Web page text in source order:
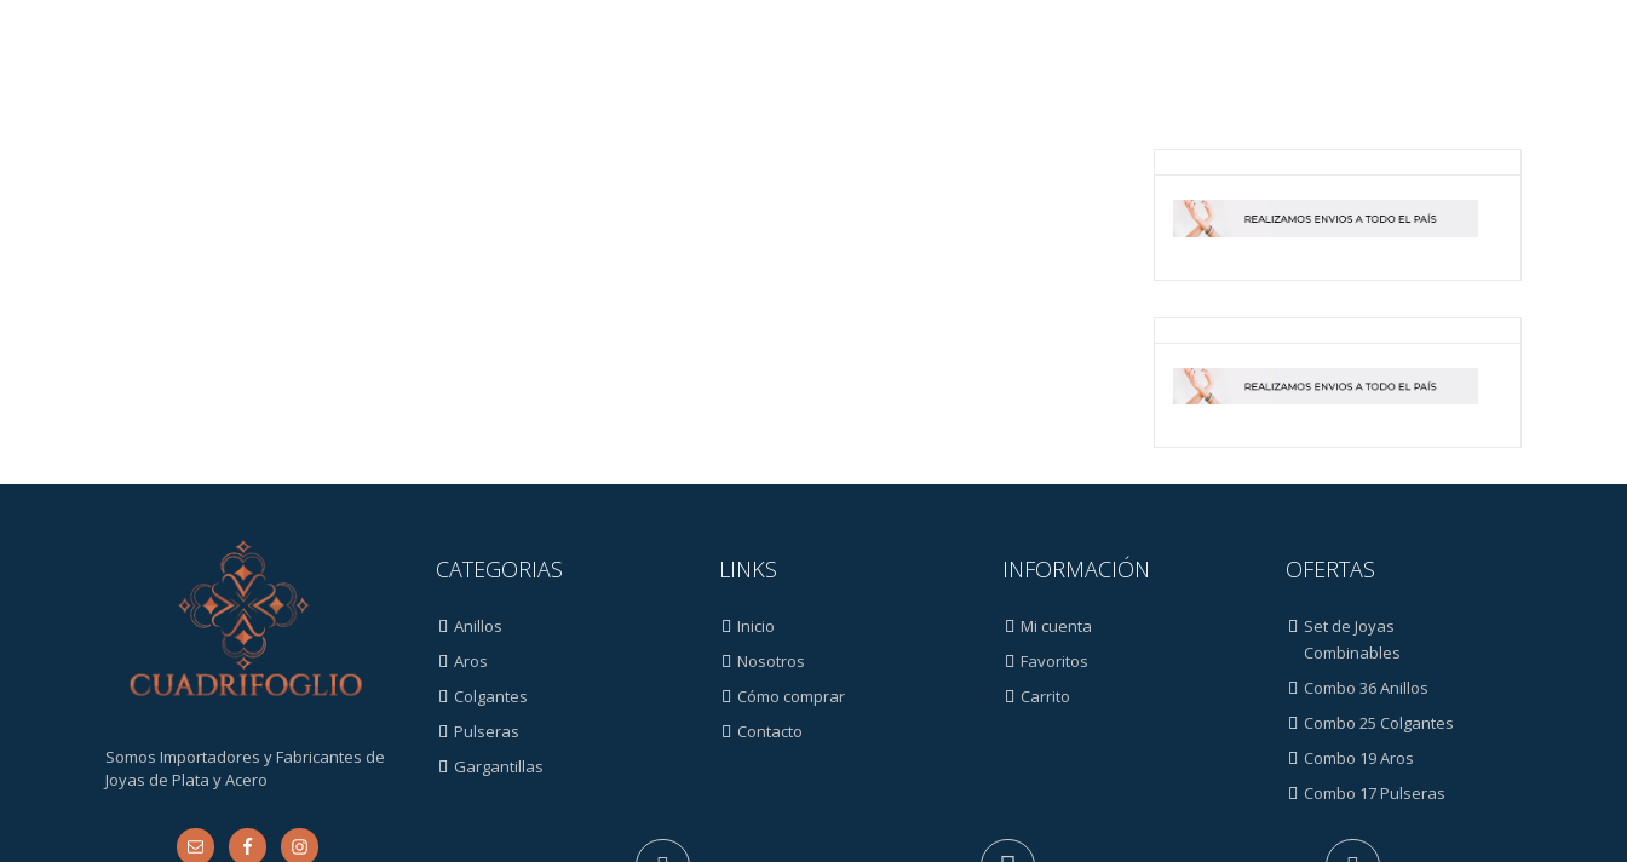
Somos Importadores y Fabricantes de
Joyas de Plata y Acero
CATEGORIAS
Anillos
Aros
Colgantes
Pulseras
Gargantillas
LINKS
Inicio
Nosotros
Cómo comprar
Contacto
INFORMACIÓN
Mi cuenta
Favoritos
Carrito
OFERTAS
Set de Joyas
Combinables
Combo 36 Anillos
Combo 25 Colgantes
Combo 19 Aros
Combo 17 Pulseras